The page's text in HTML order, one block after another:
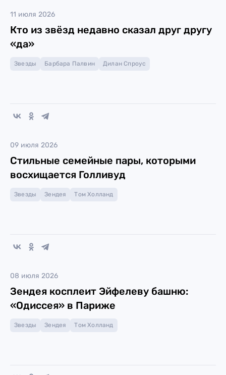
11 июля 2026
Кто из звёзд недавно сказал друг другу
«да»
Звезды Барбара Палвин Дилан Спроус
09 июля 2026
Стильные семейные пары, которыми
восхищается Голливуд
Звезды Зендея Том Холланд
08 июля 2026
Зендея косплеит Эйфелеву башню:
«Одиссея» в Париже
Звезды Зендея Том Холланд